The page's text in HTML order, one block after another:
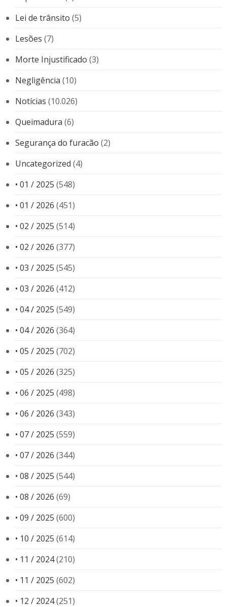
Lei de trânsito (5)
Lesões (7)
Morte Injustificado (3)
Negligência (10)
Notícias (10.026)
Queimadura (6)
Segurança do furacão (2)
Uncategorized (4)
• 01 / 2025 (548)
• 01 / 2026 (451)
• 02 / 2025 (514)
• 02 / 2026 (377)
• 03 / 2025 (545)
• 03 / 2026 (412)
• 04 / 2025 (549)
• 04 / 2026 (364)
• 05 / 2025 (702)
• 05 / 2026 (325)
• 06 / 2025 (498)
• 06 / 2026 (343)
• 07 / 2025 (559)
• 07 / 2026 (344)
• 08 / 2025 (544)
• 08 / 2026 (69)
• 09 / 2025 (600)
• 10 / 2025 (614)
• 11 / 2024(210)
• 11 / 2025 (602)
• 12 / 2024(251)